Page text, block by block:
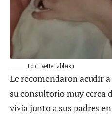
Foto: Ivette Tabbakh
Le recomendaron acudir
su consultorio muy cerca
vivía junto a sus padres